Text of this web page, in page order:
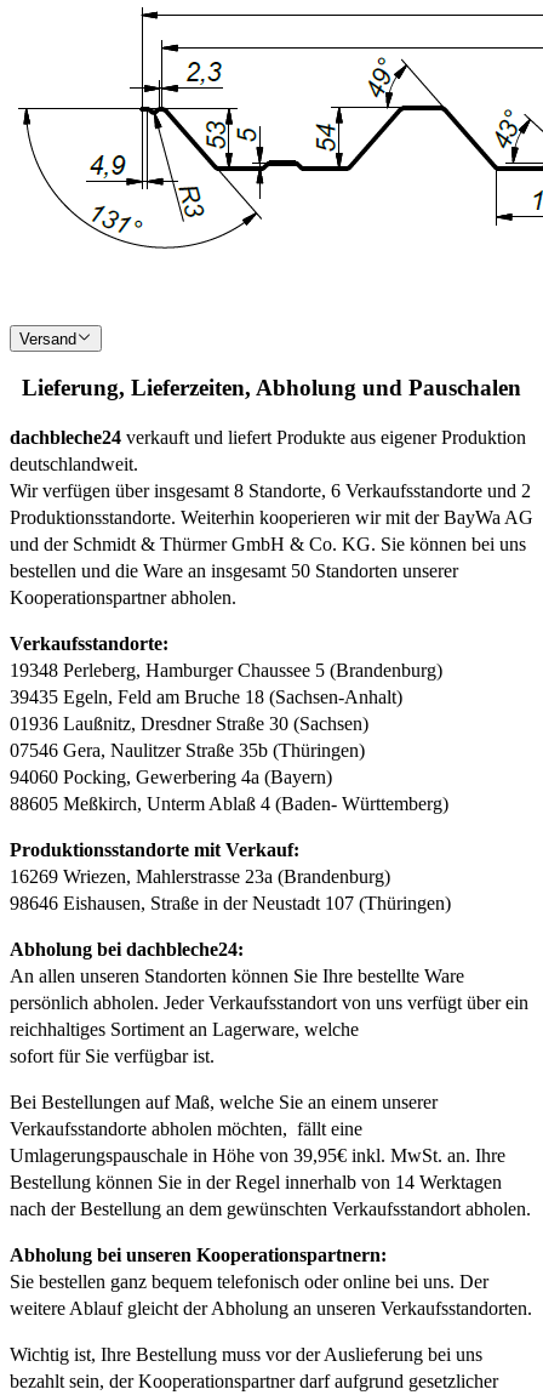
Versand
Lieferung, Lieferzeiten, Abholung und Pauschalen
dachbleche24 verkauft und liefert Produkte aus eigener Produktion
deutschlandweit.
Wir verfügen über insgesamt 8 Standorte, 6 Verkaufsstandorte und 2
Produktionsstandorte. Weiterhin kooperieren wir mit der BayWa AG
und der Schmidt & Thürmer GmbH & Co. KG. Sie können bei uns
bestellen und die Ware an insgesamt 50 Standorten unserer
Kooperationspartner abholen.
Verkaufsstandorte:
19348 Perleberg, Hamburger Chaussee 5 (Brandenburg)
39435 Egeln, Feld am Bruche 18 (Sachsen-Anhalt)
01936 Laußnitz, Dresdner Straße 30 (Sachsen)
07546 Gera, Naulitzer Straße 35b (Thüringen)
94060 Pocking, Gewerbering 4a (Bayern)
88605 Meßkirch, Unterm Ablaß 4 (Baden- Württemberg)
Produktionsstandorte mit Verkauf:
16269 Wriezen, Mahlerstrasse 23a (Brandenburg)
98646 Eishausen, Straße in der Neustadt 107 (Thüringen)
Abholung bei dachbleche24:
An allen unseren Standorten können Sie Ihre bestellte Ware
persönlich abholen. Jeder Verkaufsstandort von uns verfügt über ein
reichhaltiges Sortiment an Lagerware, welche
sofort für Sie verfügbar ist.
Bei Bestellungen auf Maß, welche Sie an einem unserer
Verkaufsstandorte abholen möchten, fällt eine
Umlagerungspauschale in Höhe von 39,95€ inkl. MwSt. an. Ihre
Bestellung können Sie in der Regel innerhalb von 14 Werktagen
nach der Bestellung an dem gewünschten Verkaufsstandort abholen.
Abholung bei unseren Kooperationspartnern:
Sie bestellen ganz bequem telefonisch oder online bei uns. Der
weitere Ablauf gleicht der Abholung an unseren Verkaufsstandorten.
Wichtig ist, Ihre Bestellung muss vor der Auslieferung bei uns
bezahlt sein, der Kooperationspartner darf aufgrund gesetzlicher